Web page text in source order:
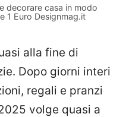
decorare casa in modo
1 Euro Designmag.it
alla fine di
Dopo giorni interi
regali e pranzi
volge quasi a